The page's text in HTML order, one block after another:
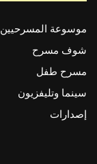
موسوعة المسرحيين
شوف مسرح
مسرح طفل
سينما وتليفزيون
إصدارات